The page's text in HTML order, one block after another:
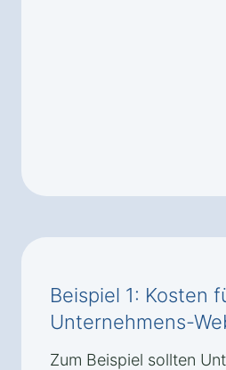
Beispiel 1: Kosten
Unternehmens-
Zum Beispiel sollten